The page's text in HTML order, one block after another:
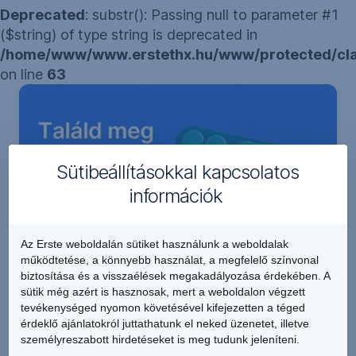
Deprecated: substr(): Passing null to parameter #1
($string) of type string is deprecated in
/home/www/www.erstethx.hu/www/protected/
on line 63
Melyik hitel illik hozzád?
Sütibeállításokkal kapcsolatos
információk
Az Erste weboldalán sütiket használunk a weboldalak
működtetése, a könnyebb használat, a megfelelő színvonal
biztosítása és a visszaélések megakadályozása érdekében. A
sütik még azért is hasznosak, mert a weboldalon végzett
tevékenységed nyomon követésével kifejezetten a téged
érdeklő ajánlatokról juttathatunk el neked üzenetet, illetve
személyreszabott hirdetéseket is meg tudunk jeleníteni.